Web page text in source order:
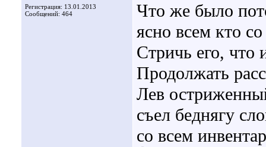
Регистрация: 13.01.2013
Сообщений: 464
Что же было
ясно всем кто
Стричь его, что
Продолжать
Лев
съел беднягу
со всем